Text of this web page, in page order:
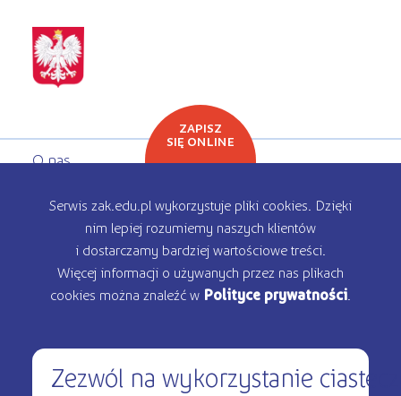
O nas
Oferta edukacyjna
Rekrutacja
Kontakt
ZAPISZ
SIĘ ONLINE
Serwis zak.edu.pl wykorzystuje pliki cookies. Dzięki
nim lepiej rozumiemy naszych klientów
i dostarczamy bardziej wartościowe treści.
Więcej informacji o używanych przez nas plikach
cookies można znaleźć w Polityce prywatności
Zezwól na wykorzystanie